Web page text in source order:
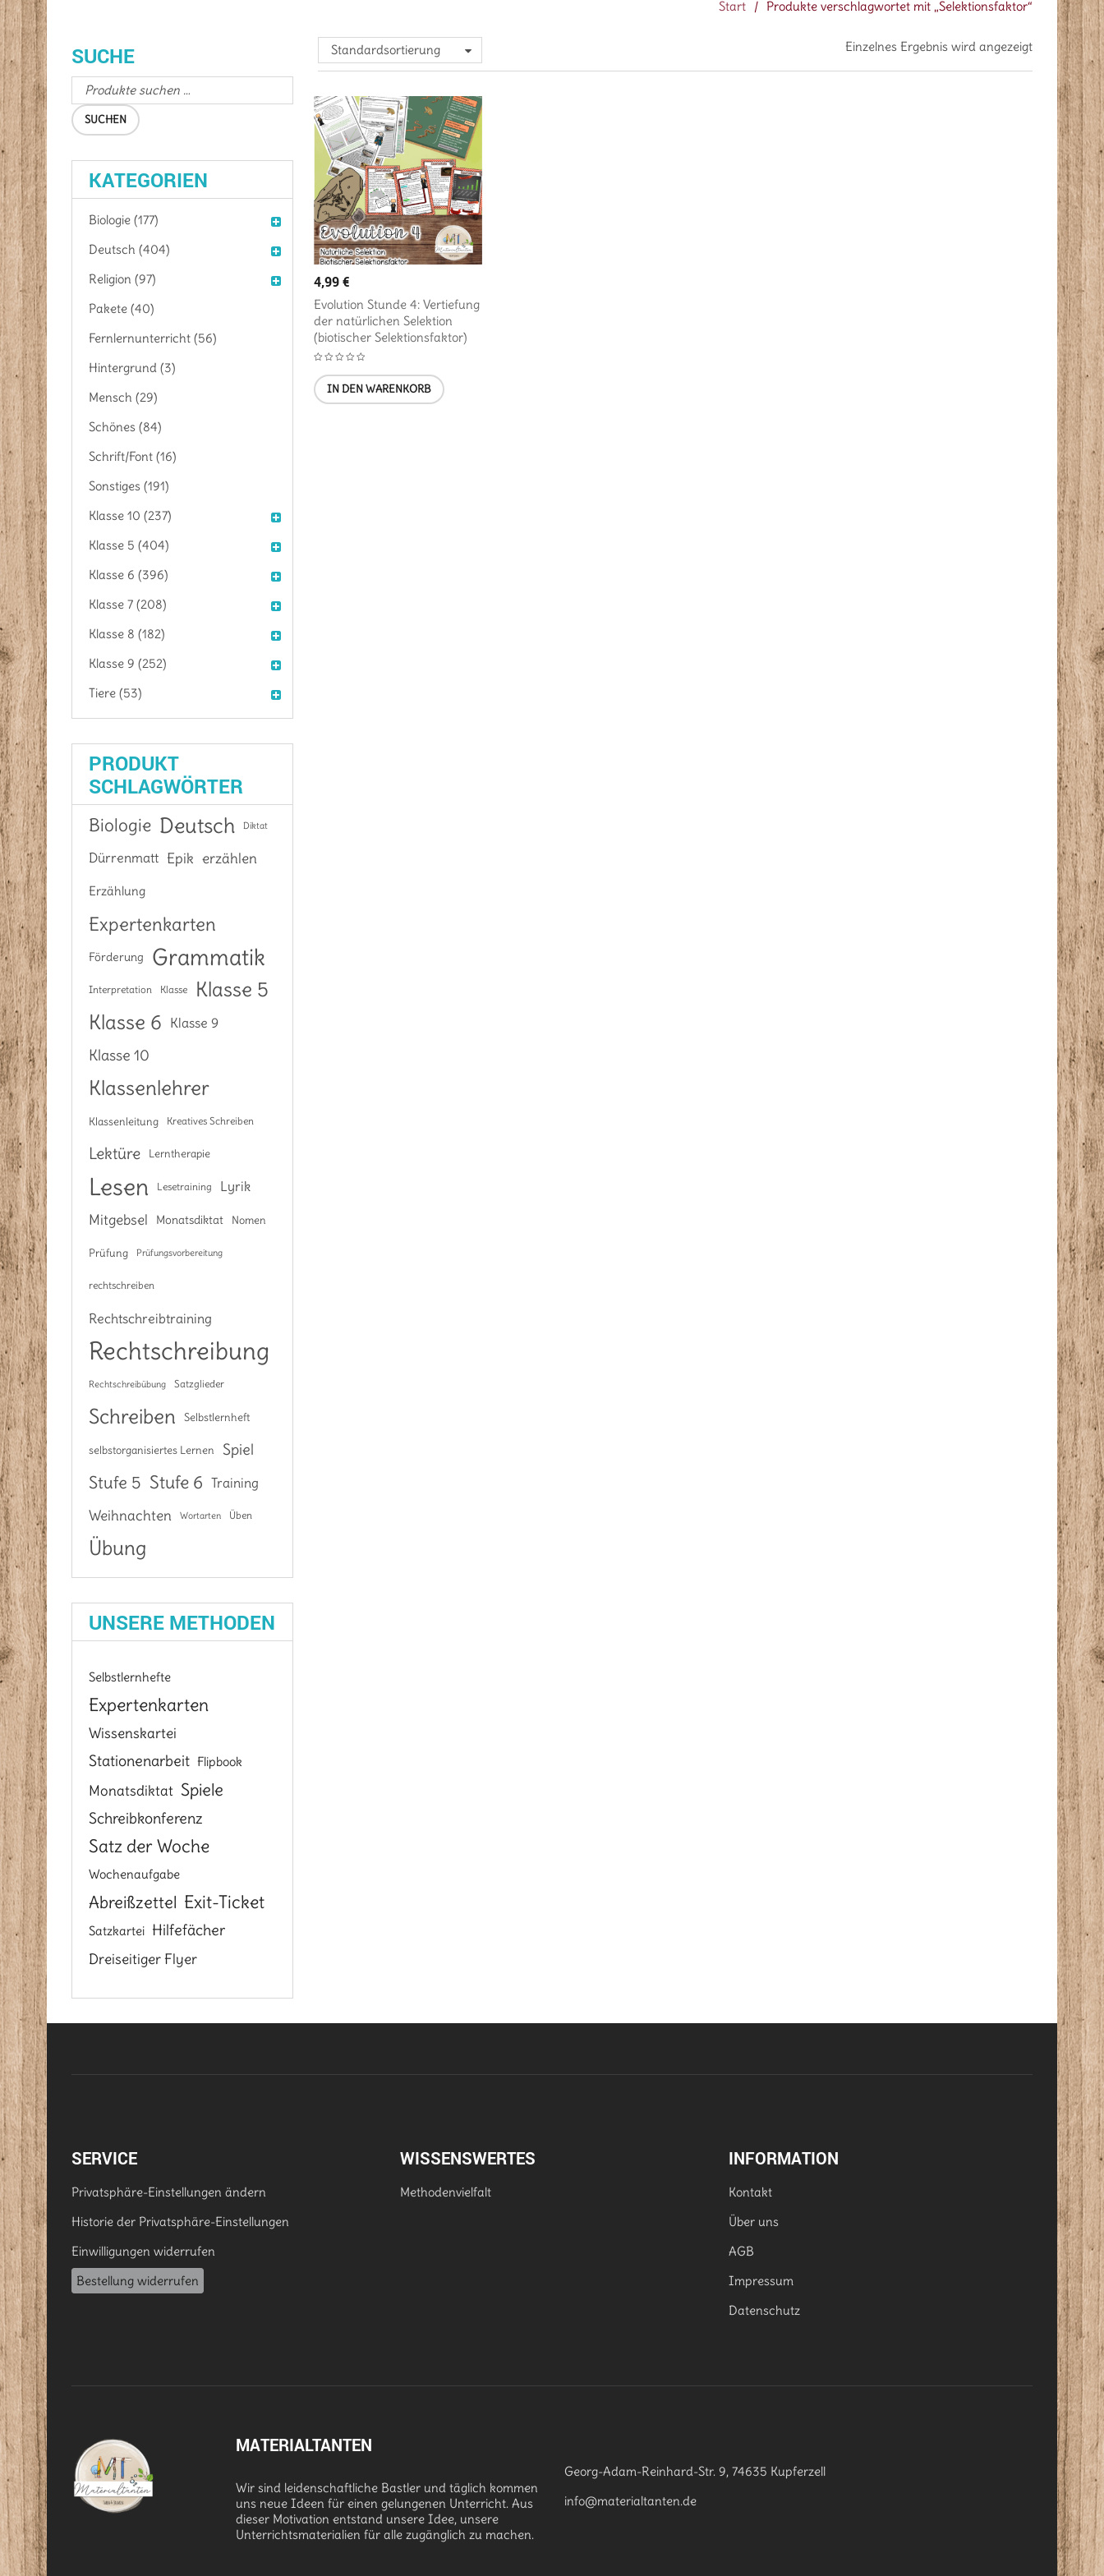
Start / Produkte verschlagwortet mit „Selektionsfaktor“
SUCHE
SUCHEN
KATEGORIEN
Biologie (177)
Deutsch (404)
Religion (97)
Pakete (40)
Fernlernunterricht (56)
Hintergrund (3)
Mensch (29)
Schönes (84)
Schrift/Font (16)
Sonstiges (191)
Klasse 10 (237)
Klasse 5 (404)
Klasse 6 (396)
Klasse 7 (208)
Klasse 8 (182)
Klasse 9 (252)
Tiere (53)
PRODUKT
SCHLAGWÖRTER
Biologie Deutsch Diktat
Dürrenmatt Epik erzählen
Erzählung
Expertenkarten
Förderung Grammatik
Interpretation Klasse Klasse 5
Klasse 6 Klasse 9
Klasse 10
Klassenlehrer
Klassenleitung Kreatives Schreiben
Lektüre Lerntherapie
Lesen Lesetraining Lyrik
Mitgebsel Monatsdiktat Nomen
Prüfung Prüfungsvorbereitung
rechtschreiben
Rechtschreibtraining
Rechtschreibung
Rechtschreibübung Satzglieder
Schreiben Selbstlernheft
selbstorganisiertes Lernen Spiel
Stufe 5 Stufe 6 Training
Weihnachten Wortarten Üben
Übung
UNSERE METHODEN
Selbstlernhefte
Expertenkarten
Wissenskartei
Stationenarbeit Flipbook
Monatsdiktat Spiele
Schreibkonferenz
Satz der Woche
Wochenaufgabe
Abreißzettel Exit-Ticket
Satzkartei Hilfefächer
Dreiseitiger Flyer
Standardsortierung Einzelnes Ergebnis wird angezeigt
4,99€
Evolution Stunde 4: Vertiefung
der natürlichen Selektion
(biotischer Selektionsfaktor)
IN DEN WARENKORB
SERVICE
Privatsphäre-Einstellungen ändern
Historie der Privatsphäre-Einstellungen
Einwilligungen widerrufen
Bestellung widerrufen
WISSENSWERTES
Methodenvielfalt
INFORMATION
Kontakt
Über uns
AGB
Impressum
Datenschutz
MATERIALTANTEN
Wir sind leidenschaftliche Bastler und täglich kommen
uns neue Ideen für einen gelungenen Unterricht. Aus
dieser Motivation entstand unsere Idee, unsere
Unterrichtsmaterialien für alle zugänglich zu machen.
Georg-Adam-Reinhard-Str. 9, 74635 Kupferzell
info@materialtanten.de